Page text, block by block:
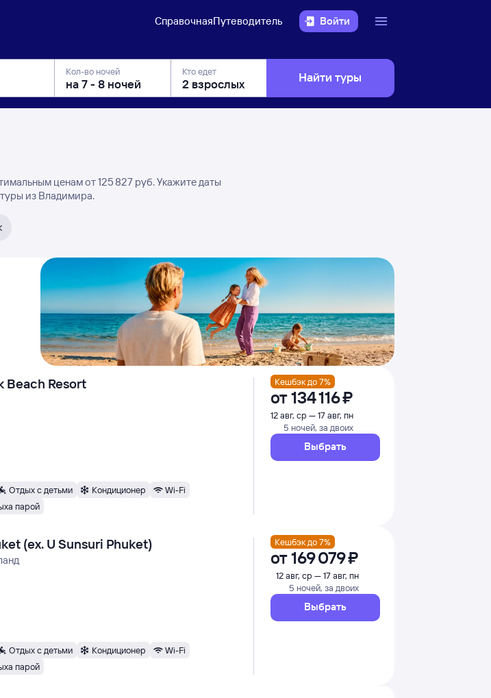
СправочнаяПутеводитель Войти
Кол-во ночей Кто едет Найти туры
ценам от 125 ⁠827 руб. Укажите даты
из Владимира.
Beach Resort
Отдых с детьми Кондиционер
Wi-Fi
парой
Кешбэк до 7%
от134 ⁠116 ⁠₽
12 авг, ср — 17 авг, пн
5 ночей, за двоих
Выбрать
(ex. U Sunsuri Phuket)
Отдых с детьми Кондиционер
Wi-Fi
парой
Кешбэк до 7%
от169 ⁠079 ⁠₽
12 авг, ср — 17 авг, пн
5 ночей, за двоих
Выбрать